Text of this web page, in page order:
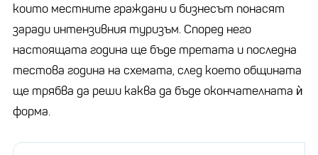
които местните граждани и бизнесът понасят
заради интензивния туризъм. Според него
настоящата година ще бъде третата и последна
тестова година на схемата, след което общината
ще трябва да реши каква да бъде окончателната ѝ
форма.